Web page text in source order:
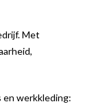
Met
en werkkleding: